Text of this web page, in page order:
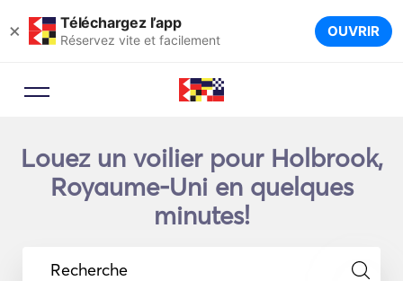
× Téléchargez l’app
Réservez vite et facilement OUVRIR
Louez un voilier pour Holbrook,
Royaume-Uni en quelques
minutes!
Recherche